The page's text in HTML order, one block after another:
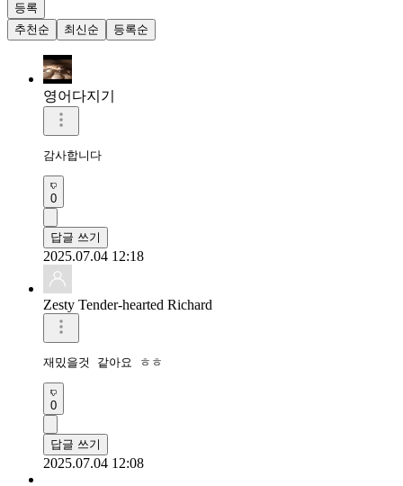
등록
추천순
최신순 등록순
영어다지기
감사합니다
0
답글 쓰기
2025.07.04 12:18
Zesty Tender-hearted Richard
재밌을것 같아요 ㅎㅎ
0
답글 쓰기
2025.07.04 12:08